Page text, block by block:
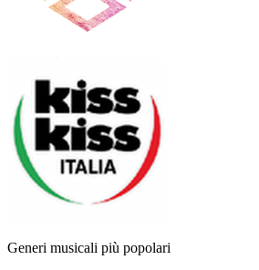
Generi musicali più popolari